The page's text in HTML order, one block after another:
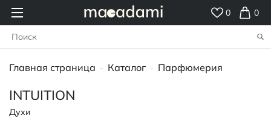
0 0
Главная страница - Каталог - Парфюмерия
INTUITION
Духи